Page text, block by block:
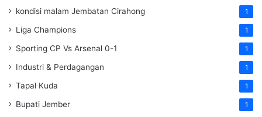
kondisi malam Jembatan Cirahong 1
Liga Champions 1
Sporting CP Vs Arsenal 0-1 1
Industri & Perdagangan 1
Tapal Kuda 1
Bupati Jember 1